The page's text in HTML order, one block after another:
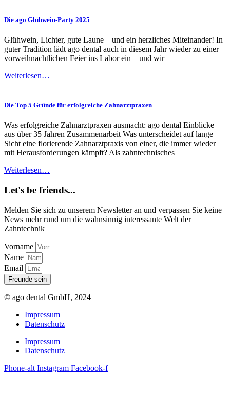
Die ago Glühwein-Party 2025
Glühwein, Lichter, gute Laune – und ein herzliches Miteinander! In
guter Tradition lädt ago dental auch in diesem Jahr wieder zu einer
vorweihnachtlichen Feier ins Labor ein – und wir
Weiterlesen…
Die Top 5 Gründe für erfolgreiche Zahnarztpraxen
Was erfolgreiche Zahnarztpraxen ausmacht: ago dental Einblicke
aus über 35 Jahren Zusammenarbeit Was unterscheidet auf lange
Sicht eine florierende Zahnarztpraxis von einer, die immer wieder
mit Herausforderungen kämpft? Als zahntechnisches
Weiterlesen…
Let's be friends...
Melden Sie sich zu unserem Newsletter an und verpassen Sie keine
News mehr rund um die wahnsinnig interessante Welt der
Zahntechnik
Vorname
Name
Email
Freunde sein
© ago dental GmbH, 2024
Impressum
Datenschutz
Impressum
Datenschutz
Phone-alt Instagram Facebook-f